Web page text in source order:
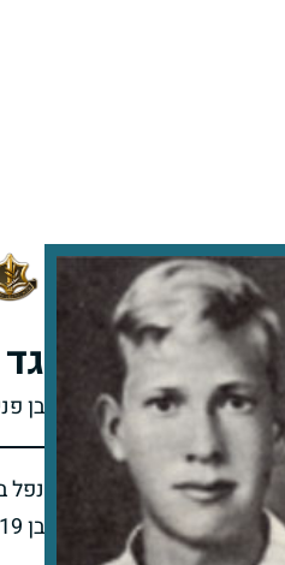
בן
נפל
בן 19 בנופלו